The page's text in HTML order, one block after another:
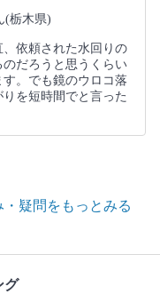
(栃木県)
依頼された水回りの
だろうと思うくらい
。でも鏡のウロコ落
を短時間でと言った
疑問をもっとみる
グ